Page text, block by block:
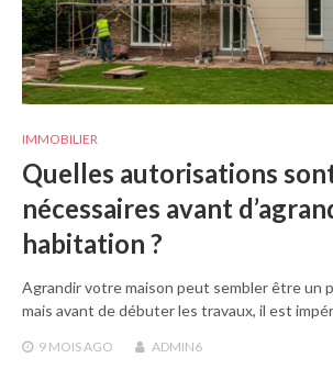
IMMOBILIER
Quelles autorisations
nécessaires avant
habitation ?
Agrandir votre maison peut sembler être un
mais avant de débuter les travaux, il est
9 MOIS AGO ADMIN6